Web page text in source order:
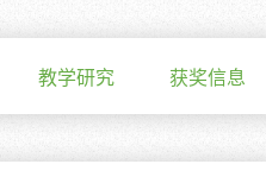
教学研究 获奖信息